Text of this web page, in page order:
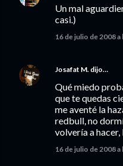
Un mal
casi.)
16 de julio de 2008 a
Josafat M. dijo…
Qué miedo
que te quedas
me aventé la
redbull, no
volvería a
16 de julio de 2008 a